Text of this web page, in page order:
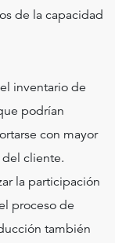
de la capacidad
inventario de
podrían
con mayor
cliente.
la participación
proceso de
también